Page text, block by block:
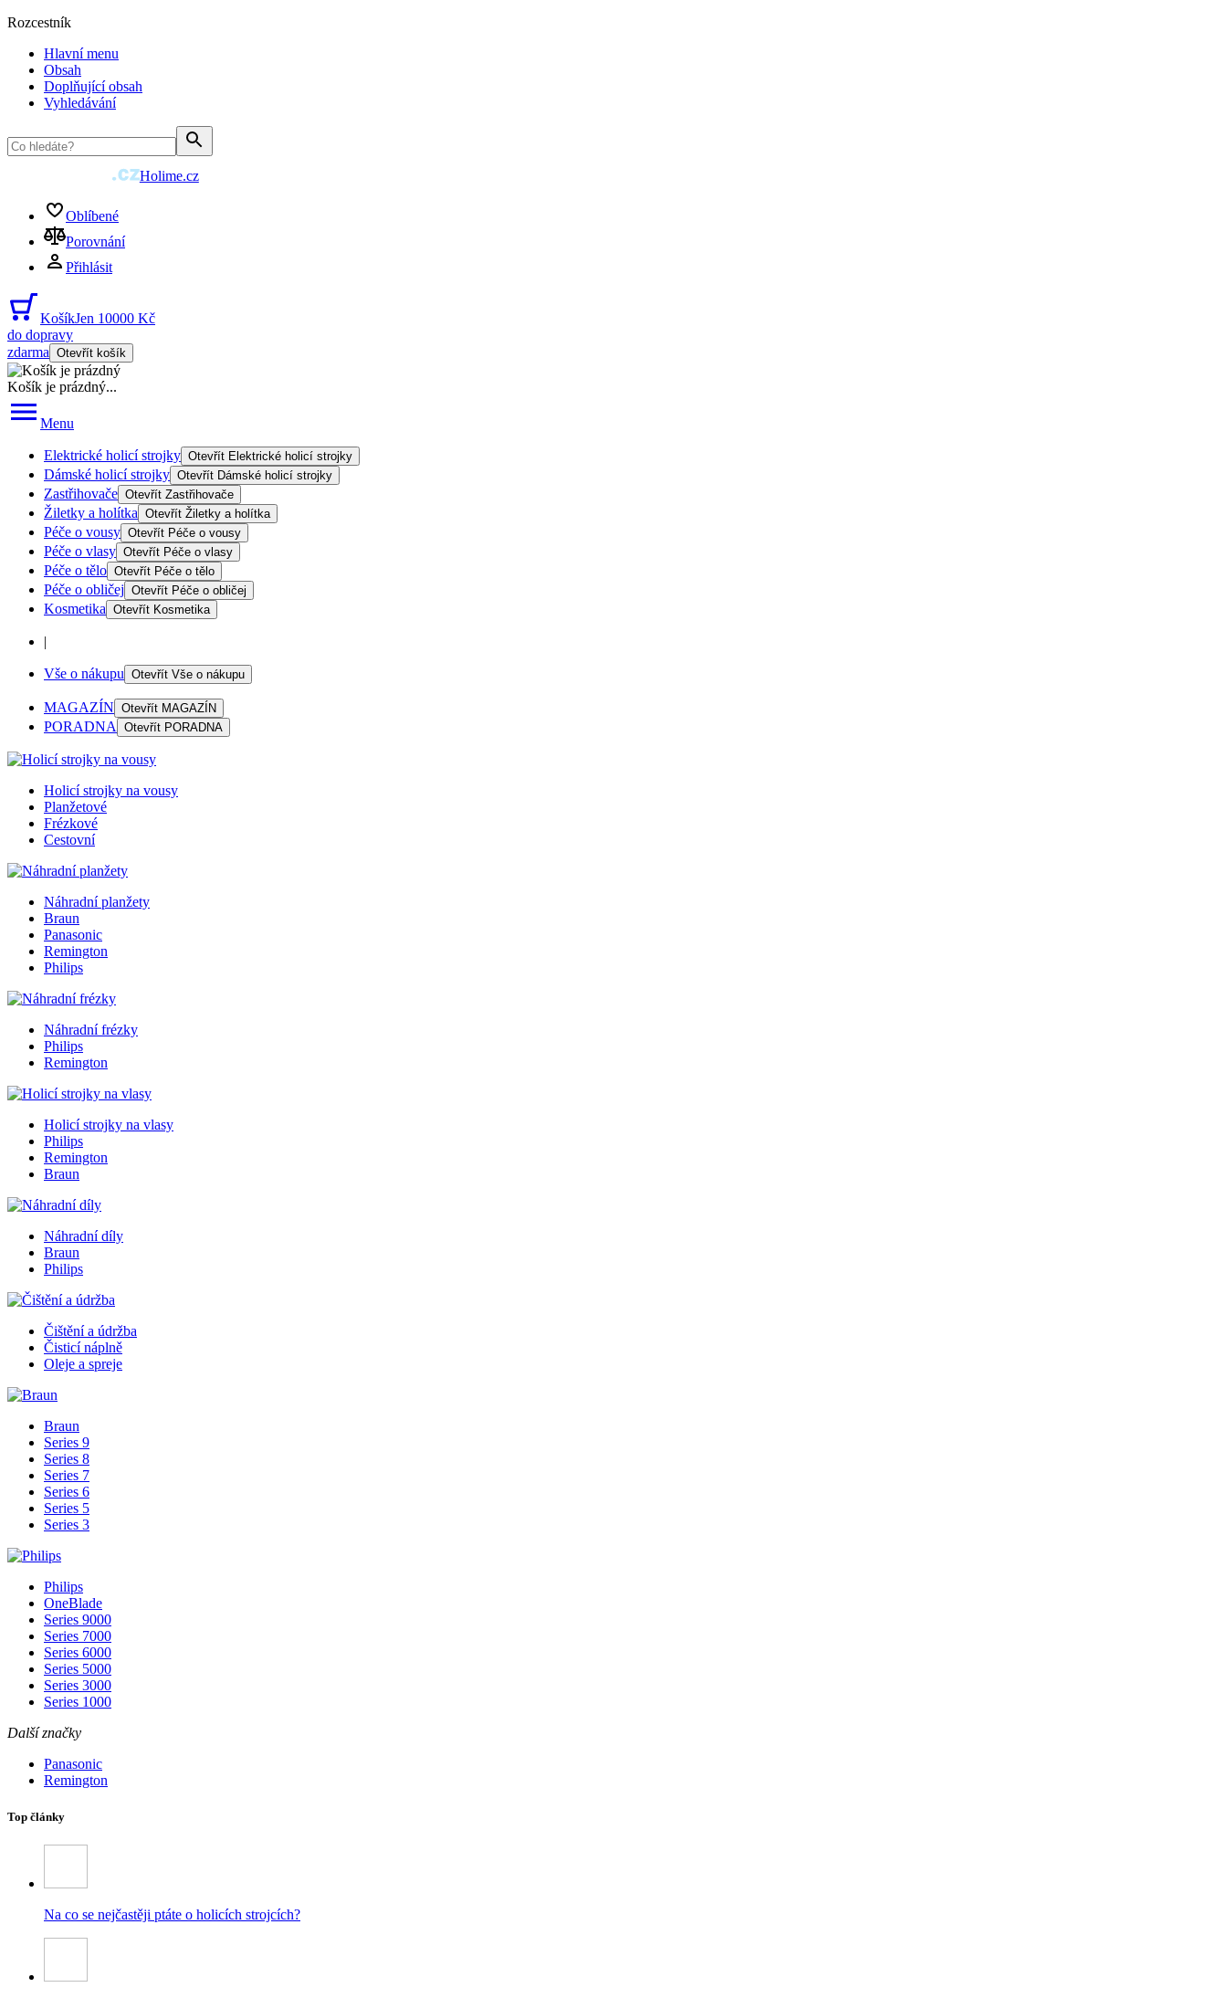
Rozcestník
Hlavní menu
Obsah
Doplňující obsah
Vyhledávání
Holime.cz
Oblíbené
Porovnání
Přihlásit
KošíkJen 10000 Kč
do dopravy
zdarma Otevřít košík
Košík je prázdný...
Menu
Elektrické holicí strojky Otevřít Elektrické holicí strojky
Dámské holicí strojky Otevřít Dámské holicí strojky
Zastřihovače Otevřít Zastřihovače
Žiletky a holítka Otevřít Žiletky a holítka
Péče o vousy Otevřít Péče o vousy
Péče o vlasy Otevřít Péče o vlasy
Péče o tělo Otevřít Péče o tělo
Péče o obličej Otevřít Péče o obličej
Kosmetika Otevřít Kosmetika
|
Vše o nákupu Otevřít Vše o nákupu
MAGAZÍN Otevřít MAGAZÍN
PORADNA Otevřít PORADNA
Holicí strojky na vousy
Planžetové
Frézkové
Cestovní
Náhradní planžety
Braun
Panasonic
Remington
Philips
Náhradní frézky
Philips
Remington
Holicí strojky na vlasy
Philips
Remington
Braun
Náhradní díly
Braun
Philips
Čištění a údržba
Čisticí náplně
Oleje a spreje
Braun
Series 9
Series 8
Series 7
Series 6
Series 5
Series 3
Philips
OneBlade
Series 9000
Series 7000
Series 6000
Series 5000
Series 3000
Series 1000
Další značky
Panasonic
Remington
Top články
Na co se nejčastěji ptáte o holicích strojcích?